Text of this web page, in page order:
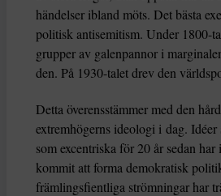
händelser ibland möts. Det bästa
politisk antisemitism. Under 1800-
grupper av galenpannor i
den. På 1930-talet drev den
Detta överensstämmer med den
extremhögerns ideologi i dag. Idéer
som excentriska för 20 år sedan
kommit att forma demokratisk
främlingsfientliga strömningar har